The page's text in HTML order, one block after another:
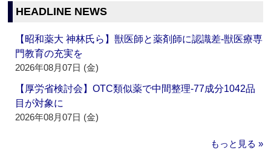
HEADLINE NEWS
【昭和薬大 神林氏ら】獣医師と薬剤師に認識差‐獣医療専
門教育の充実を
2026年08月07日 (金)
【厚労省検討会】OTC類似薬で中間整理‐77成分1042品
目が対象に
2026年08月07日 (金)
もっと見る »